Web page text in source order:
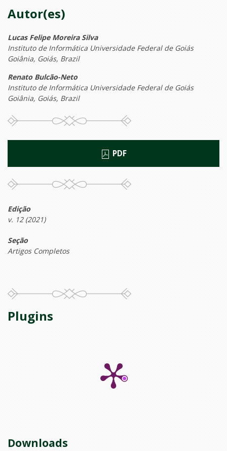
Autor(es)
Lucas Felipe Moreira Silva
Instituto de Informática Universidade Federal de Goiás
Goiânia, Goiás, Brazil
Renato Bulcão-Neto
Instituto de Informática Universidade Federal de Goiás
Goiânia, Goiás, Brazil
PDF
Edição
v. 12 (2021)
Seção
Artigos Completos
Plugins
Downloads